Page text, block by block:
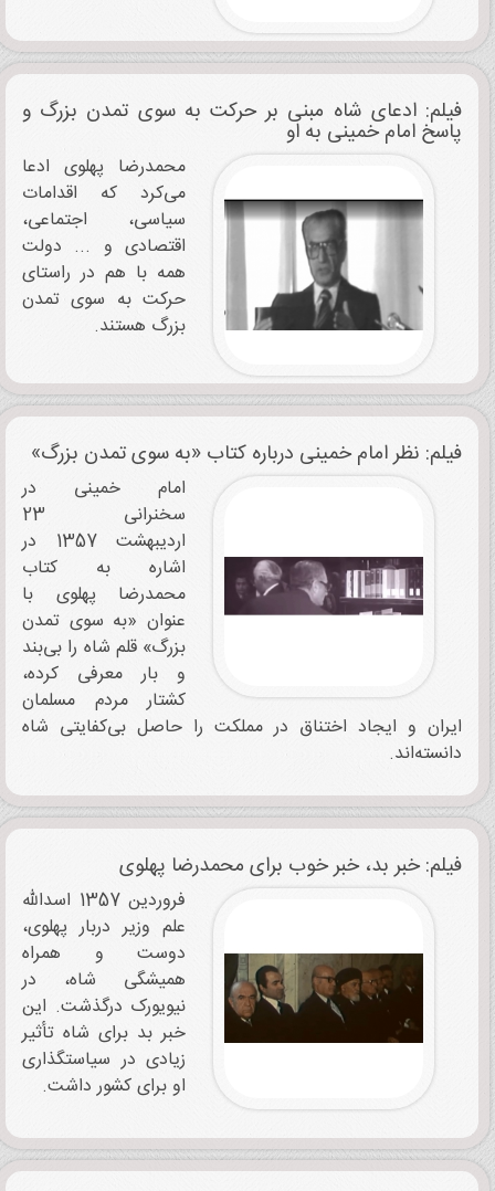
فیلم: ادعای شاه مبنی بر حرکت به سوی تمدن بزرگ و
پاسخ امام خمینی به او
محمدرضا پهلوی ادعا
می‌کرد که اقدامات
سیاسی، اجتماعی،
اقتصادی و ... دولت
همه با هم در راستای
حرکت به سوی تمدن
بزرگ هستند.
فیلم: نظر امام خمینی درباره کتاب «به سوی تمدن بزرگ»
امام خمینی در
سخنرانی 23
اردیبهشت 1357 در
اشاره به کتاب
محمدرضا پهلوی با
عنوان «به سوی تمدن
بزرگ» قلم شاه را بی‌بند
و بار معرفی کرده،
کشتار مردم مسلمان
ایران و ایجاد اختناق در مملکت را حاصل بی‌کفایتی شاه
دانسته‌اند.
فیلم: خبر بد، خبر خوب برای محمدرضا پهلوی
فروردین 1357 اسدالله
علم وزیر دربار پهلوی،
دوست و همراه
همیشگی شاه، در
نیویورک درگذشت. این
خبر بد برای شاه تأثیر
زیادی در سیاستگذاری
او برای کشور داشت.